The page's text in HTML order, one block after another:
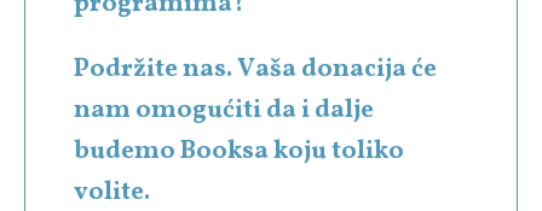
Podržite nas. Vaša donacija će
nam omogućiti da i dalje
budemo Booksa koju toliko
volite.